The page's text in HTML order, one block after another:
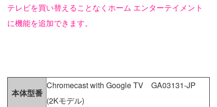
テレビを買い替えることなくホーム エンターテイメント
に機能を追加できます。
本体型番
Chromecast with Google TV GA03131-JP
(2Kモデル)